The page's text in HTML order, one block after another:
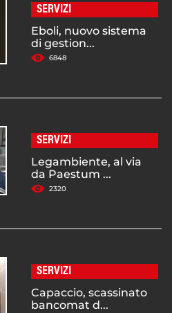
SERVIZI
Eboli, nuovo sistema
di gestion...
6848
SERVIZI
Legambiente, al via
da Paestum ...
2320
SERVIZI
Capaccio, scassinato
bancomat d...